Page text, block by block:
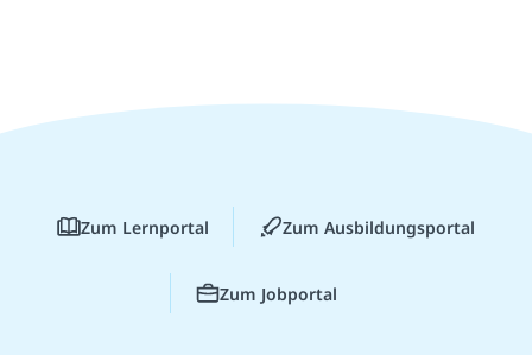
Zum Lernportal Zum Ausbildungsportal
Zum Jobportal